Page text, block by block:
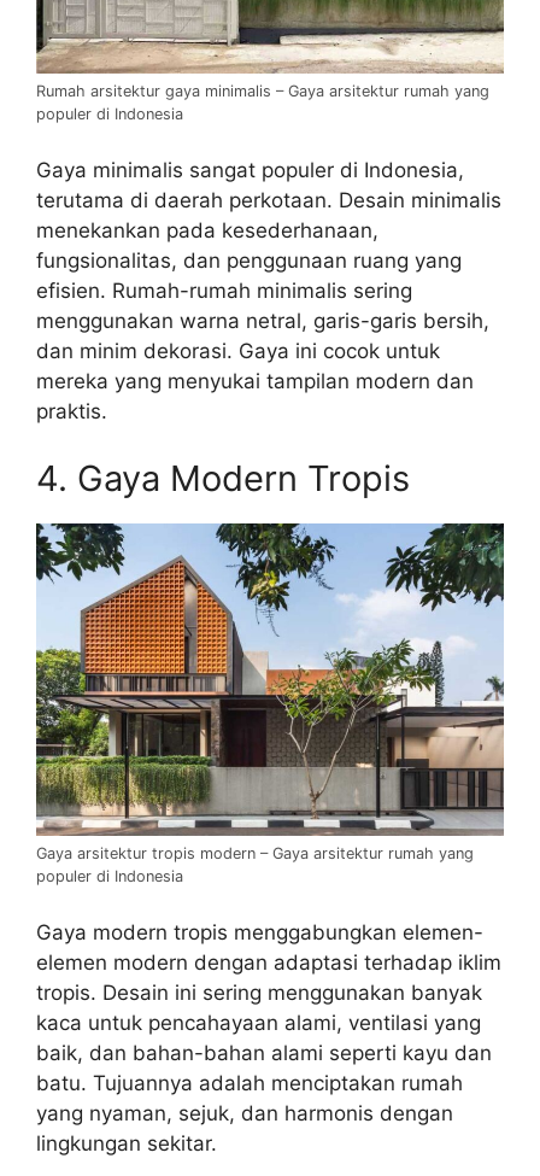
Rumah arsitektur gaya minimalis – Gaya arsitektur rumah yang
populer di Indonesia
Gaya minimalis sangat populer di Indonesia,
terutama di daerah perkotaan. Desain minimalis
menekankan pada kesederhanaan,
fungsionalitas, dan penggunaan ruang yang
efisien. Rumah-rumah minimalis sering
menggunakan warna netral, garis-garis bersih,
dan minim dekorasi. Gaya ini cocok untuk
mereka yang menyukai tampilan modern dan
praktis.
4. Gaya Modern Tropis
Gaya arsitektur tropis modern – Gaya arsitektur rumah yang
populer di Indonesia
Gaya modern tropis menggabungkan elemen-
elemen modern dengan adaptasi terhadap iklim
tropis. Desain ini sering menggunakan banyak
kaca untuk pencahayaan alami, ventilasi yang
baik, dan bahan-bahan alami seperti kayu dan
batu. Tujuannya adalah menciptakan rumah
yang nyaman, sejuk, dan harmonis dengan
lingkungan sekitar.